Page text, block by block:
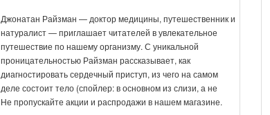
Джонатан Райзман — доктор медицины, путешественник и
натуралист — приглашает читателей в увлекательное
путешествие по нашему организму. С уникальной
проницательностью Райзман рассказывает, как
диагностировать сердечный приступ, из чего на самом
деле состоит тело (спойлер: в основном из слизи, а не
Не пропускайте акции и распродажи в нашем магазине.